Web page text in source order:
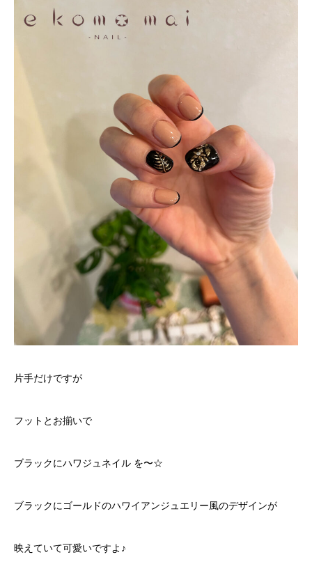
片手だけですが
フットとお揃いで
ブラックにハワジュネイル を〜☆
ブラックにゴールドのハワイアンジュエリー風のデザインが
映えていて可愛いですよ♪